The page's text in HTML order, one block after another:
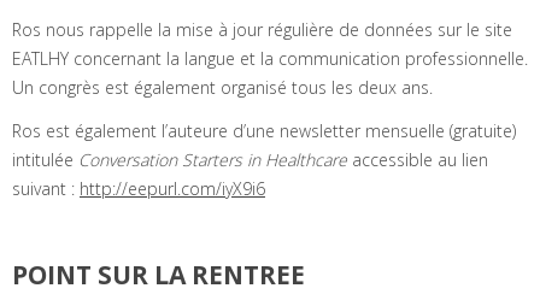
Ros nous rappelle la mise à jour régulière de données sur le site
EATLHY concernant la langue et la communication professionnelle.
Un congrès est également organisé tous les deux ans.
Ros est également l’auteure d’une newsletter mensuelle (gratuite)
intitulée Conversation Starters in Healthcare accessible au lien
suivant : http://eepurl.com/iyX9i6
POINT SUR LA RENTREE